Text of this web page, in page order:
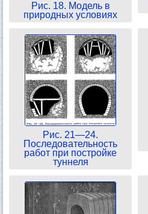
Рис. 18. Модель в
природных условиях
Рис. 21—24.
Последовательность
работ при постройке
туннеля